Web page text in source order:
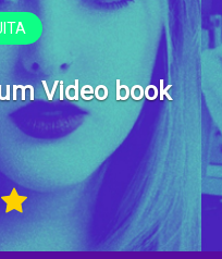
Video book